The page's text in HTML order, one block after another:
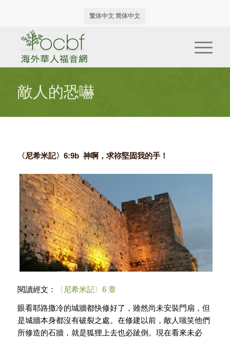
繁体中文 简体中文
敵人的恐嚇
〈尼希米記〉6:9b 神啊，求祢堅固我的手！
閱讀經文： 〈尼希米記〉6 章
眼看耶路撒冷的城牆都快修好了，雖然尚未安裝門扇，但
是城牆本身都沒有破裂之處。在修建以前，敵人嗤笑他們
所修造的石牆，就是狐狸上去也必跐倒。現在看來未必